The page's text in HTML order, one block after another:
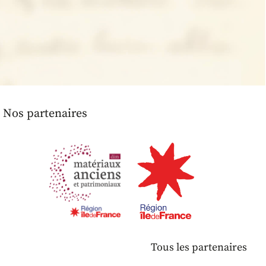
Nos partenaires
Tous les partenaires